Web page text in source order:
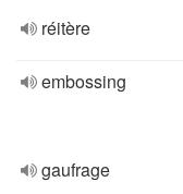
réitère
embossing
gaufrage